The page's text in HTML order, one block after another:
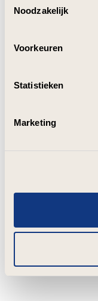
Noodzakelijk
Voorkeuren
Statistieken
Marketing